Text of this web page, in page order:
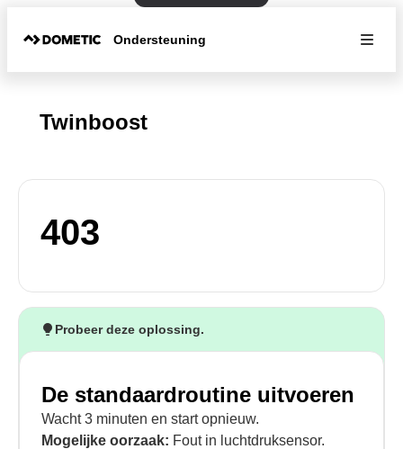
Ondersteuning
Twinboost
403
Probeer deze oplossing.
De standaardroutine uitvoeren
Wacht 3 minuten en start opnieuw.
Mogelijke oorzaak: Fout in luchtdruksensor.